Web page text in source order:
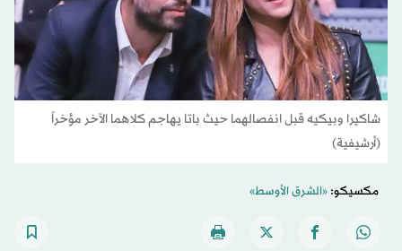
شاكيرا وبيكيه قبل انفصالهما حيث باتا يهاجم كلاهما الآخر مؤخراً
(أرشيفية)
مكسيكو:«الشرق الأوسط»